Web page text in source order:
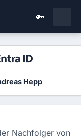
🔑
ID
Hepp
Nachfolger von